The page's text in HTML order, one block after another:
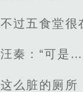
不过五食堂很
汪秦：“可是
这么脏的厕所